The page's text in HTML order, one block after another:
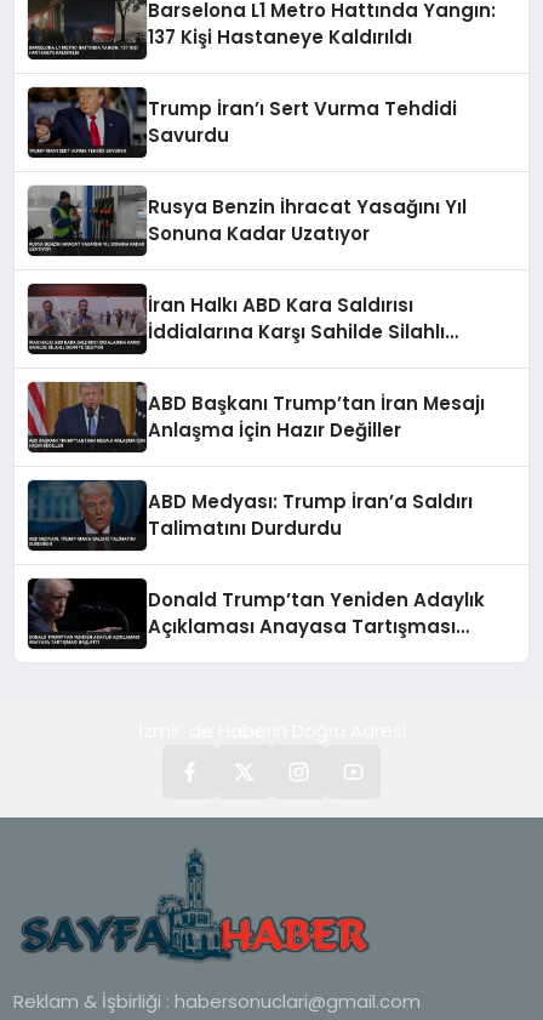
Barselona L1 Metro Hattında Yangın:
137 Kişi Hastaneye Kaldırıldı
Trump İran’ı Sert Vurma Tehdidi
Savurdu
Rusya Benzin İhracat Yasağını Yıl
Sonuna Kadar Uzatıyor
İran Halkı ABD Kara Saldırısı
İddialarına Karşı Sahilde Silahlı
ABD Başkanı Trump’tan İran Mesajı
Anlaşma İçin Hazır Değiller
ABD Medyası: Trump İran’a Saldırı
Talimatını Durdurdu
Donald Trump’tan Yeniden Adaylık
Açıklaması Anayasa Tartışması
Reklam & İşbirliği : habersonuclari@gmail.com